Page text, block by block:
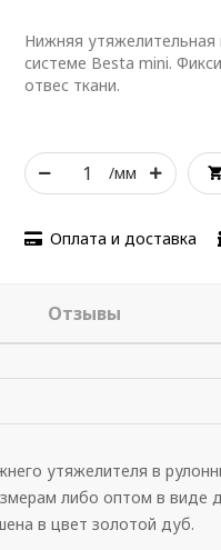
Нижняя
системе Besta mini.
отвес ткани.
/мм
Оплата и доставка
Отзывы
утяжелителя в
либо оптом в виде
в цвет золотой дуб.